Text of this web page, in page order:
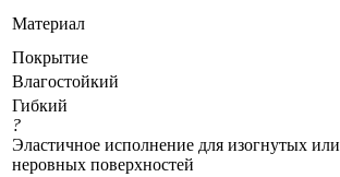
Материал
Покрытие
Влагостойкий
Гибкий
?
Эластичное исполнение для изогнутых или
неровных поверхностей